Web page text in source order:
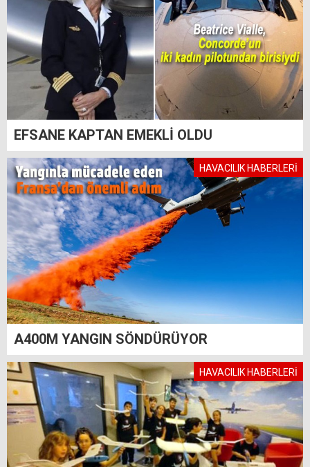
EFSANE KAPTAN EMEKLİ OLDU
HAVACILIK HABERLERİ
A400M YANGIN SÖNDÜRÜYOR
HAVACILIK HABERLERİ